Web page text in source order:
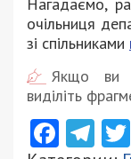
очільниця
зі спільниками
Якщо ви
виділіть